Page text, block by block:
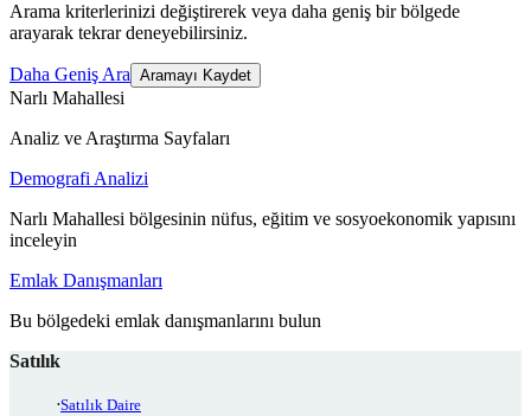
Arama kriterlerinizi değiştirerek veya daha geniş bir bölgede
arayarak tekrar deneyebilirsiniz.
Daha Geniş Ara Aramayı Kaydet
Narlı Mahallesi
Analiz ve Araştırma Sayfaları
Demografi Analizi
Narlı Mahallesi bölgesinin nüfus, eğitim ve sosyoekonomik yapısını
inceleyin
Emlak Danışmanları
Bu bölgedeki emlak danışmanlarını bulun
Satılık
Satılık Daire